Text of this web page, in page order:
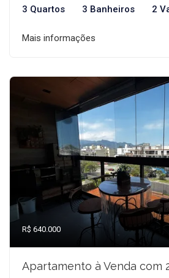
3 Quartos 3 Banheiros 2
Mais informações
R$ 640.000
Apartamento à Venda com